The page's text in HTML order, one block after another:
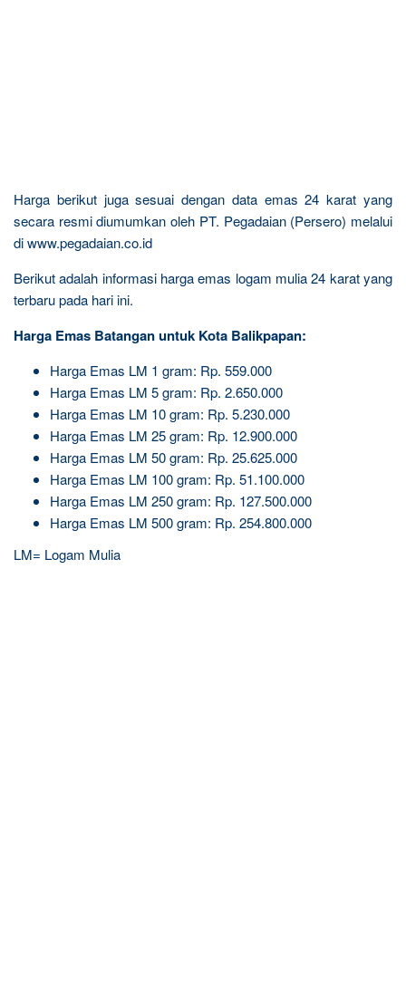
Harga berikut juga sesuai dengan data emas 24 karat yang
secara resmi diumumkan oleh PT. Pegadaian (Persero) melalui
di www.pegadaian.co.id
Berikut adalah informasi harga emas logam mulia 24 karat yang
terbaru pada hari ini.
Harga Emas Batangan untuk Kota Balikpapan:
Harga Emas LM 1 gram: Rp. 559.000
Harga Emas LM 5 gram: Rp. 2.650.000
Harga Emas LM 10 gram: Rp. 5.230.000
Harga Emas LM 25 gram: Rp. 12.900.000
Harga Emas LM 50 gram: Rp. 25.625.000
Harga Emas LM 100 gram: Rp. 51.100.000
Harga Emas LM 250 gram: Rp. 127.500.000
Harga Emas LM 500 gram: Rp. 254.800.000
LM= Logam Mulia